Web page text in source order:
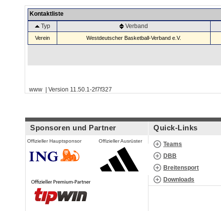
Kontaktliste
Typ
Verband
Verein Westdeutscher Basketball-Verband e.V.
www | Version 11.50.1-2f7f327
Sponsoren und Partner
Offizieller Hauptsponsor Offizieller Ausrüster
Quick-Links
Teams
DBB
Breitensport
Downloads